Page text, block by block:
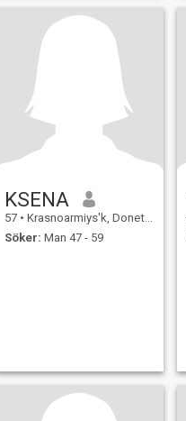
KSENA
57 • Krasnoarmiys'k, Donets'k, Ukraina
Söker: Man 47 - 59